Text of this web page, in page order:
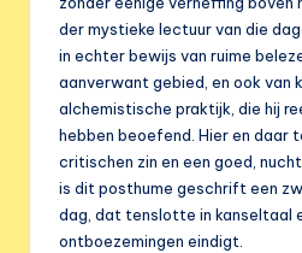
der mystieke lectuur van die
in echter bewijs van ruime
aanverwant gebied, en ook van
alchemistische praktijk, die hij
hebben beoefend. Hier en daar
critischen zin en een goed,
is dit posthume geschrift een
dag, dat tenslotte in kanseltaal
ontboezemingen eindigt.